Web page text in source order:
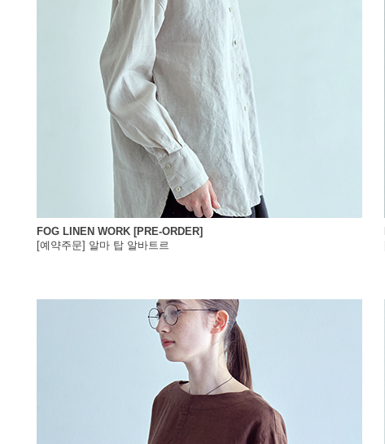
FOG LINEN WORK [PRE-ORDER]
[예약주문] 알마 탑 알바트르